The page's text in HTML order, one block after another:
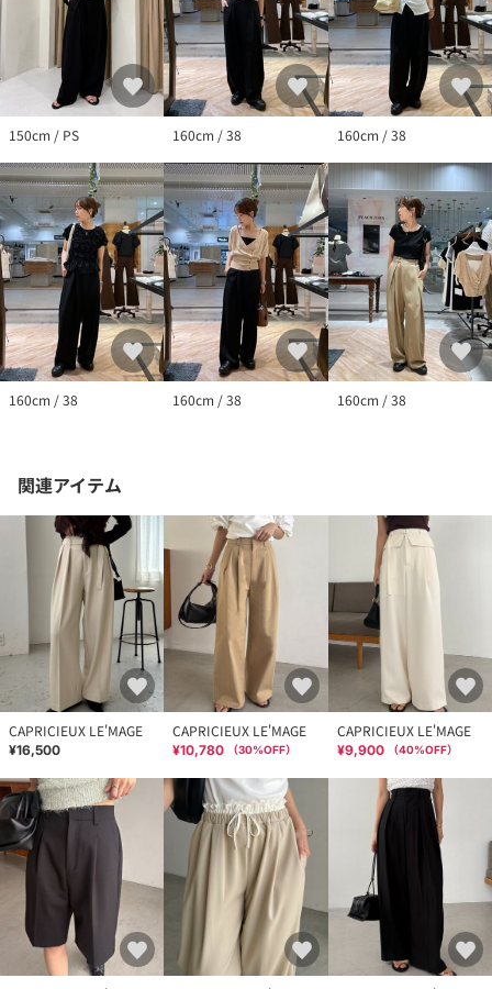
150cm / PS 160cm / 38 160cm / 38
160cm / 38 160cm / 38 160cm / 38
関連アイテム
CAPRICIEUX LE'MAGE
¥16,500
CAPRICIEUX LE'MAGE
¥10,780 （30%OFF）
CAPRICIEUX LE'MAGE
¥9,900 （40%OFF）